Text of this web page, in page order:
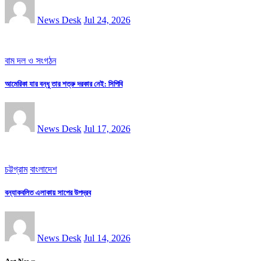
News Desk Jul 24, 2026
বাম দল ও সংগঠন
আমেরিকা যার বন্ধু তার শত্রু দরকার নেই: সিপিবি
News Desk Jul 17, 2026
চট্টগ্রাম বাংলাদেশ
বন্যাকবলিত এলাকায় সাপের উপদ্রব
News Desk Jul 14, 2026